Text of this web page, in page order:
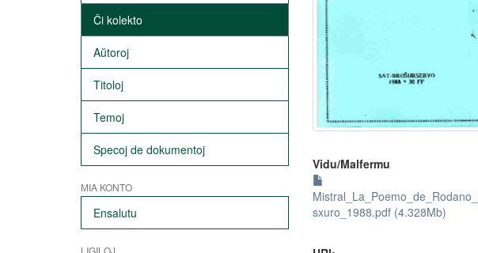
Ĉi kolekto
Aŭtoroj
Titoloj
Temoj
Specoj de dokumentoj
MIA KONTO
Ensalutu
LIGILOJ
Vidu/Malfermu
sxuro_1988.pdf (4.328Mb)